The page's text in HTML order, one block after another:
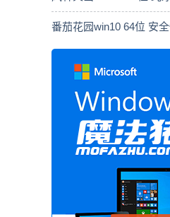
番茄花园win10 64位 安